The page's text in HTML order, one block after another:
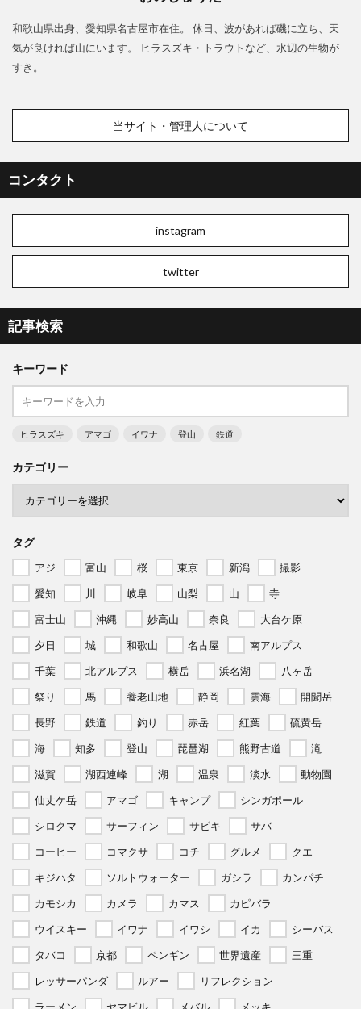
和歌山県出身、愛知県名古屋市在住。 休日、波があれば磯に立ち、天
気が良ければ山にいます。 ヒラスズキ・トラウトなど、水辺の生物が
すき。
当サイト・管理人について
コンタクト
instagram
twitter
記事検索
キーワード
ヒラスズキ アマゴ イワナ 登山 鉄道
カテゴリー
タグ
アジ 富山 桜 東京 新潟
撮影
愛知
川 岐阜 山梨 山
寺
富士山
沖縄 妙高山 奈良
大台ケ原
夕日
城 和歌山 名古屋
南アルプス
千葉
北アルプス 横岳 浜名湖
八ヶ岳
祭り
馬 養老山地 静岡 雲海
開聞岳
長野
鉄道 釣り 赤岳 紅葉
硫黄岳
海
知多 登山 琵琶湖 熊野古道
滝
滋賀
湖西連峰 湖 温泉 淡水
動物園
仙丈ケ岳
アマゴ キャンプ
シンガポール
シロクマ
サーフィン サビキ
サバ
コーヒー
コマクサ コチ グルメ
クエ
キジハタ
ソルトウォーター ガシラ
カンパチ
カモシカ
カメラ カマス
カピバラ
ウイスキー
イワナ イワシ イカ
シーバス
タバコ
京都 ペンギン 世界遺産
三重
レッサーパンダ
ルアー
リフレクション